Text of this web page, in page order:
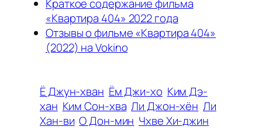
Краткое содержание фильма
«Квартира 404» 2022 года
Отзывы о фильме «Квартира 404»
(2022) на Vokino
Ё Джун-хван Ём Джи-хо Ким Дэ-
хан Ким Сон-хва Ли Джон-хён Ли
Хан-ви О Дон-мин Чхве Хи-джин